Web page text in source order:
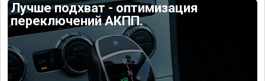
Лучше подхват - оптимизация
переключений АКПП.